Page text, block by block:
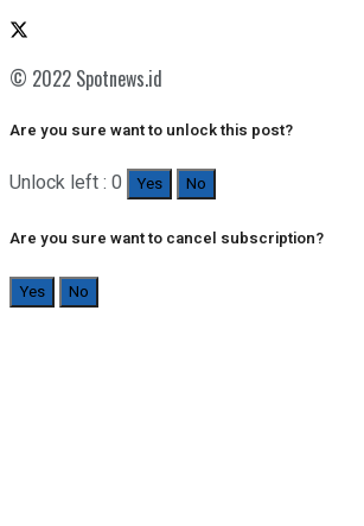
© 2022 Spotnews.id
Are you sure want to unlock this post?
Unlock left : 0 Yes No
Are you sure want to cancel subscription?
Yes No